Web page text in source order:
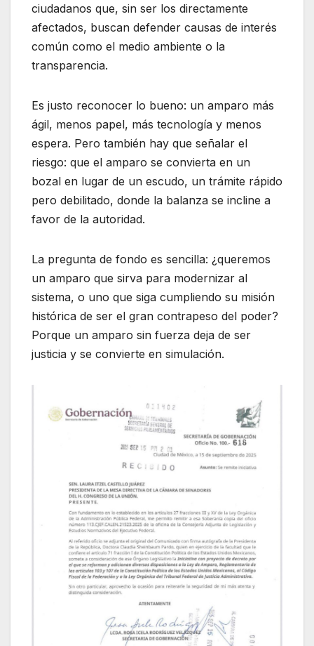
ciudadanos que, sin ser los directamente
afectados, buscan defender causas de interés
común como el medio ambiente o la
transparencia.
Es justo reconocer lo bueno: un amparo más
ágil, menos papel, más tecnología y menos
espera. Pero también hay que señalar el
riesgo: que el amparo se convierta en un
bozal en lugar de un escudo, un trámite rápido
pero debilitado, donde la balanza se incline a
favor de la autoridad.
La pregunta de fondo es sencilla: ¿queremos
un amparo que sirva para modernizar al
sistema, o uno que siga cumpliendo su misión
histórica de ser el gran contrapeso del poder?
Porque un amparo sin fuerza deja de ser
justicia y se convierte en simulación.